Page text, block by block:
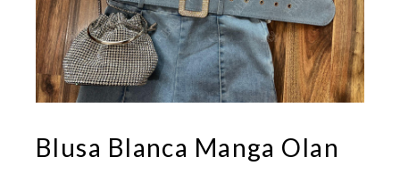
Blusa Blanca Manga Olan